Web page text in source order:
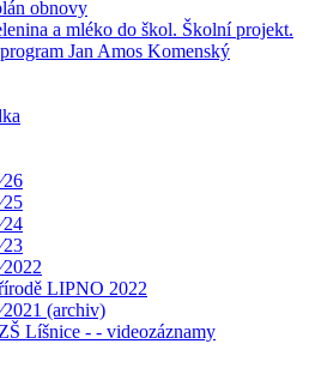
obnovy
a mléko do škol. Školní projekt.
Jan Amos Komenský
LIPNO 2022
(archiv)
Líšnice - - videozáznamy